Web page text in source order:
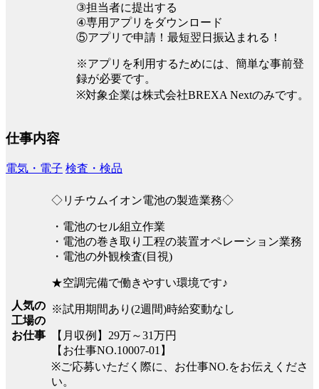
③担当者に提出する
④専用アプリをダウンロード
⑤アプリで申請！最短翌日振込まれる！
※アプリを利用するためには、簡単な事前登
録が必要です。
※対象企業は株式会社BREXA Nextのみです。
仕事内容
電気・電子 検査・検品
人気の
工場の
お仕事
◇リチウムイオン電池の製造業務◇
・電池のセル組立作業
・電池の巻き取り工程の装置オペレーション業務
・電池の外観検査(目視)
★空調完備で働きやすい環境です♪
※試用期間あり(2週間)時給変動なし
【月収例】29万～31万円
【お仕事NO.10007-01】
※ご応募いただく際に、お仕事NO.をお伝えくださ
い。